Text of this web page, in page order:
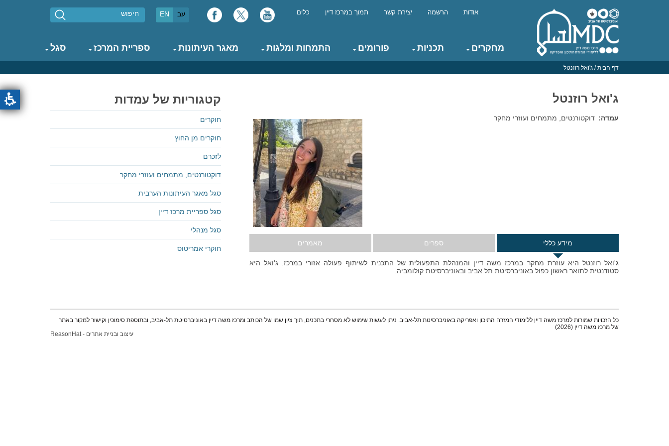
חיפוש EN עב אודות הרשמה יצירת קשר תמוך במרכז דיין כלים
Main
מחקרים תכניות פורומים התמחות ומלגות מאגר העיתונות ספריית המרכז סגל
דף הבית/ ג'ואל רוזנטל
ג'ואל רוזנטל
עמדה דוקטורנטים, מתמחים ועוזרי מחקר
מידע כללי ספרים מאמרים
ג'ואל רוזנטל היא עוזרת מחקר במרכז משה דיין והמנהלת התפעולית של התכנית לשיתוף פעולה אזורי במרכז. ג'ואל היא
סטודנטית לתואר ראשון כפול באוניברסיטת תל אביב ובאוניברסיטת קולומביה.
קטגוריות של עמדות
חוקרים
חוקרים מן החוץ
לזכרם
דוקטורנטים, מתמחים ועוזרי מחקר
סגל מאגר העיתונות הערבית
סגל ספריית מרכז דיין
סגל מנהלי
חוקרי אמריטוס
כל הזכויות שמורות למרכז משה דיין ללימודי המזרח התיכון ואפריקה באוניברסיטת תל-אביב. ניתן לעשות שימוש לא מסחרי בתכנים, תוך ציון שמו של הכותב ומרכז משה דיין באוניברסיטת תל-אביב, ובתוספת סימוכין וקישור למקור באתר
של מרכז משה דיין (2026)
עיצוב ובניית אתרים - ReasonHat